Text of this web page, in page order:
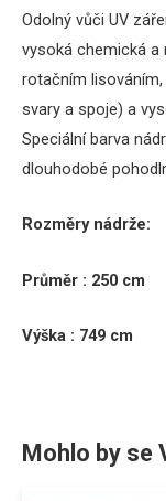
Odolný vůči UV
vysoká chemická
rotačním
svary a spoje) a
Speciální barva
dlouhodobé
Rozměry nádrže:
Průměr : 250 cm
Výška : 749 cm
Mohlo by se